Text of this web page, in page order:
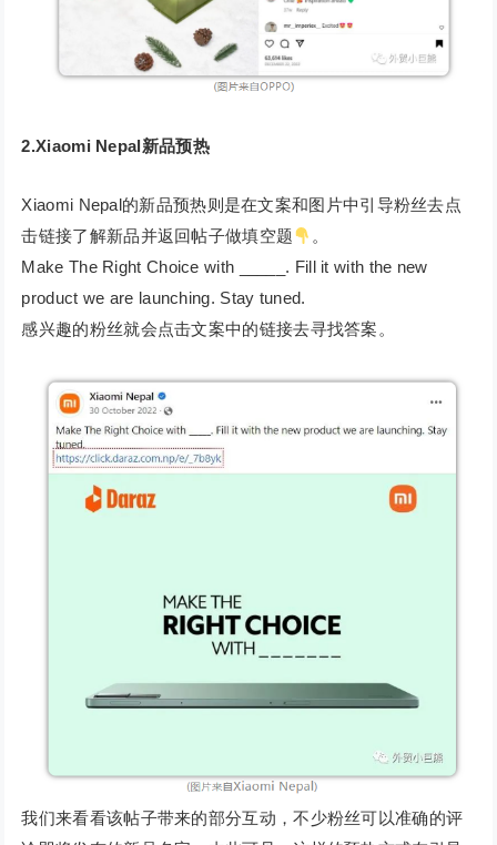
2.Xiaomi Nepal新品预热
Xiaomi Nepal的新品预热则是在文案和图片中引导粉丝去点
击链接了解新品并返回帖子做填空题
。
Make The Right Choice with _____. Fill it with the new
product we are launching. Stay tuned.
感兴趣的粉丝就会点击文案中的链接去寻找答案。
我们来看看该帖子带来的部分互动，不少粉丝可以准确的评